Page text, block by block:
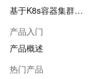
基于K8s容器集群…
产品入门
产品概述
热门产品